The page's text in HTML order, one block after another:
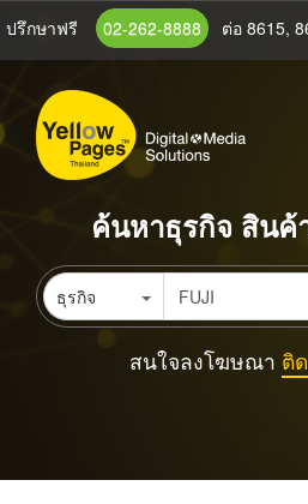
ข้าม
เนื้อหา
หลัก
ปรึกษาฟรี 02-262-8888 ต่อ 8615,
ค้นหาธุรกิจ สินค้
ธุรกิจ
สนใจลงโฆษณา ติ